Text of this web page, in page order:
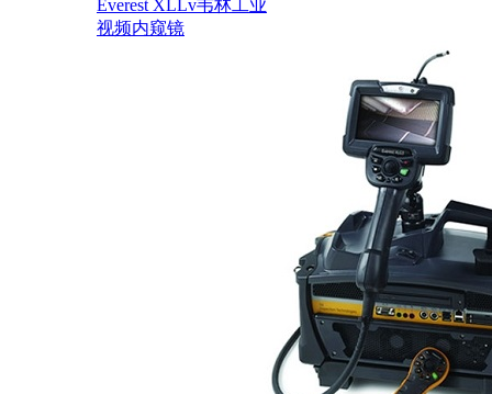
Everest XLLv韦林工业
视频内窥镜